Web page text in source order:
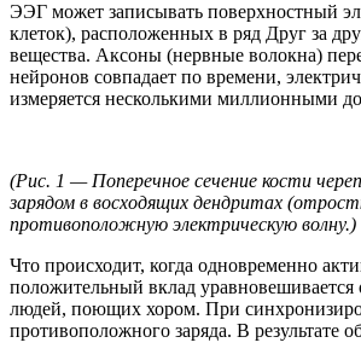
ЭЭГ может записывать поверхностный
клеток), расположенных в ряд Друг за
вещества. Аксоны (нервные волокна)
нейронов совпадает по времени,
измеряется несколькими миллионными
(Рис. 1 — Поперечное сечение кости
зарядом в восходящих дендритах
противоположную электрическую волну.)
Что происходит, когда одновременно
положительный вклад
людей, поющих хором. При
противоположного заряда. В результате